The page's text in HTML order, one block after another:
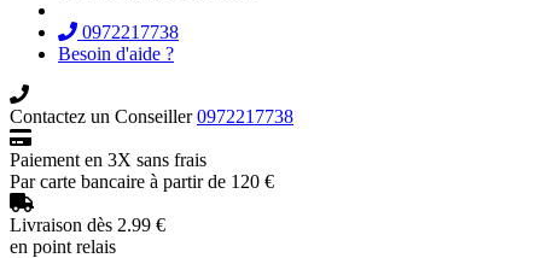
0972217738
Besoin d'aide ?
Contactez un Conseiller0972217738
Paiement en 3X sans frais
Par carte bancaire à partir de 120 €
Livraison dès 2.99 €
en point relais